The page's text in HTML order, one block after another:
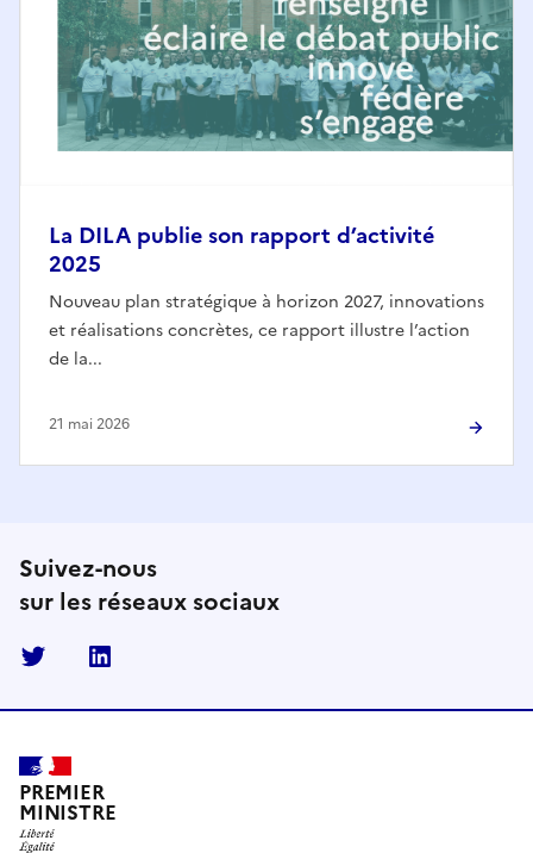
La DILA publie son rapport d’activité
2025
Nouveau plan stratégique à horizon 2027, innovations
et réalisations concrètes, ce rapport illustre l’action
de la...
21 mai 2026
Suivez-nous
sur les réseaux sociaux
Twitter
PREMIER
MINISTRE